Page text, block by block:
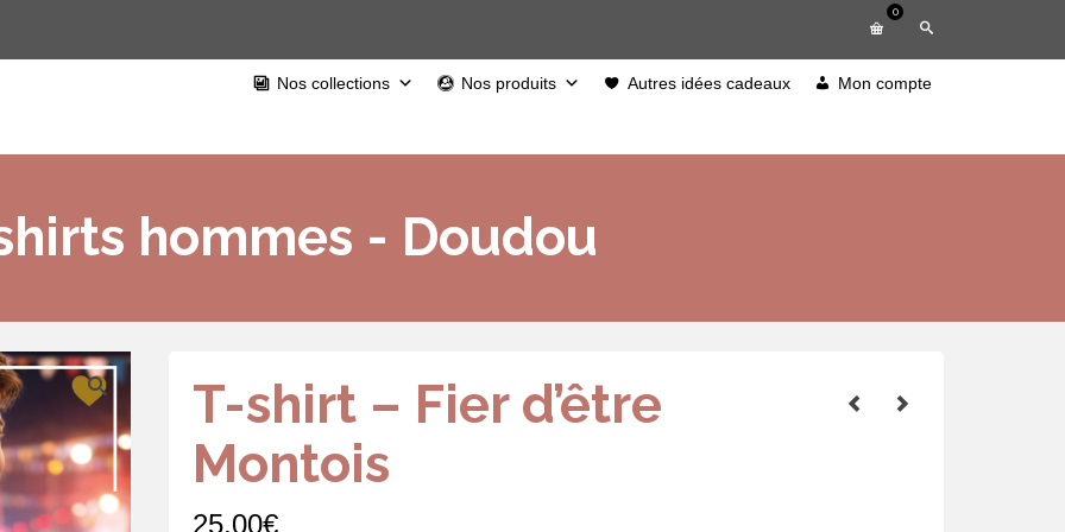
0
Nos collections Nos produits Autres idées cadeaux Mon compte
hommes - Doudou
T-shirt – Fier d’être
Montois
25,00€